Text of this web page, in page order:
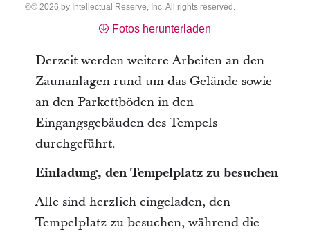
© 2026 by Intellectual Reserve, Inc. All rights reserved.
Fotos herunterladen
Derzeit werden weitere Arbeiten an den
Zaunanlagen rund um das Gelände sowie
an den Parkettböden in den
Eingangsgebäuden des Tempels
durchgeführt.
Einladung, den Tempelplatz zu besuchen
Alle sind herzlich eingeladen, den
Tempelplatz zu besuchen, während die